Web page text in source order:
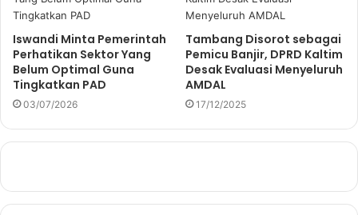
Iswandi Minta Pemerintah
Perhatikan Sektor Yang
Belum Optimal Guna
Tingkatkan PAD
03/07/2026
Tambang Disorot sebagai
Pemicu Banjir, DPRD Kaltim
Desak Evaluasi Menyeluruh
AMDAL
17/12/2025